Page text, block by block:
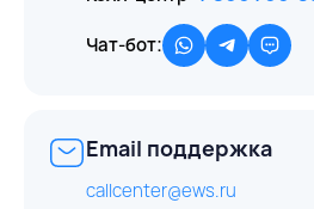
Чат-бот:
Email поддержка
callcenter@ews.ru